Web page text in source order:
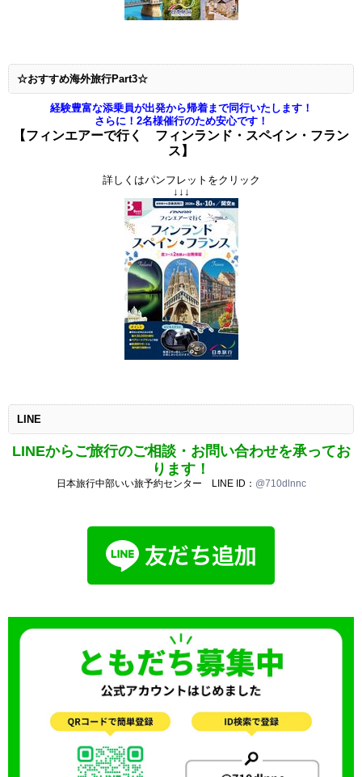
☆おすすめ海外旅行Part3☆
経験豊富な添乗員が出発から帰着まで同行いたします！
さらに！2名様催行のため安心です！
【フィンエアーで行く フィンランド・スペイン・フラン
ス 】
詳しくはパンフレットをクリック
↓↓↓
LINE
LINEからご旅行のご相談・お問い合わせを承ってお
ります！
日本旅行中部いい旅予約センター LINE ID： @710dlnnc